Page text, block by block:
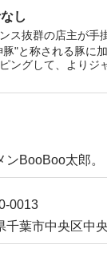
し
ス抜群の店主が手
豚"と称される豚に
ングして、よりジ
ンBooBoo太郎。
0013
千葉市中央区中